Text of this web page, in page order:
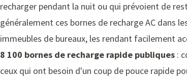
recharger pendant la nuit ou qui prévoient de
généralement ces bornes de recharge AC dans
immeubles de bureaux, les rendant facilement
8 100 bornes de recharge rapide publiques :
ceux qui ont besoin d'un coup de pouce rapide